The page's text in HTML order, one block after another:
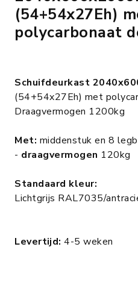
(54+54x27Eh)
polycarbonaat
Schuifdeurkast
(54+54x27Eh) met
Draagvermogen 1200kg
Met: middenstuk en 8
- draagvermogen 120kg
Standaard kleur:
Lichtgrijs RAL7035/
Levertijd: 4-5 weken